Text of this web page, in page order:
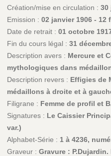
Création/mise en circulation : 30
Emission : 02 janvier 1906 - 12
Date de retrait : 01 octobre
Fin du cours légal : 31
Description avers : Mercure et
mythologiques dans
Description revers : Effigies de
médaillons à droite et à
Filigrane : Femme de profil et
Signatures : Le Caissier
var.)
Alphabet-Série : 1 à 4236,
Graveur : Gravure :